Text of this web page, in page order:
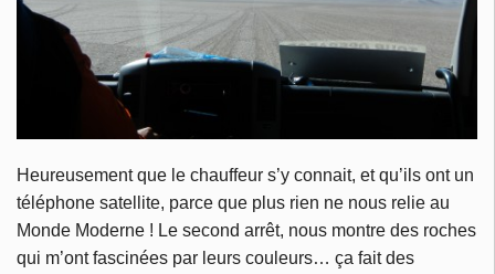
Heureusement que le chauffeur s’y connait, et qu’ils ont un
téléphone satellite, parce que plus rien ne nous relie au
Monde Moderne ! Le second arrêt, nous montre des roches
qui m’ont fascinées par leurs couleurs… ça fait des